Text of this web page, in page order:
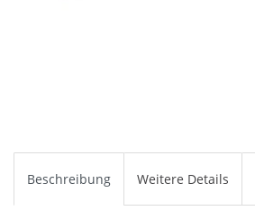
Beschreibung Weitere Details